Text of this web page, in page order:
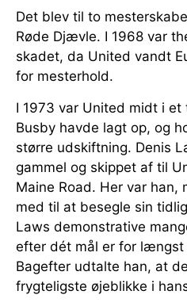
Det blev til to
Røde Djævle. I 1968 var
skadet, da United vandt
for mesterhold.
I 1973 var United midt i
Busby havde lagt op, og
større udskiftning. Denis
gammel og skippet af til
Maine Road. Her var
med til at besegle sin
Laws demonstrative
efter dét mål er for længst
Bagefter udtalte han, at
frygteligste øjeblikke i